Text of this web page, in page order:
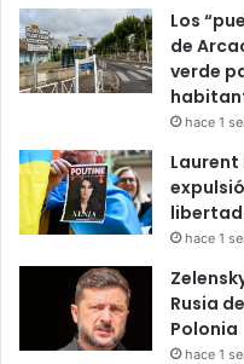
Los
de
verde
hace 1
Laurent
libertad
hace 1
Rusia
Polonia
hace 1